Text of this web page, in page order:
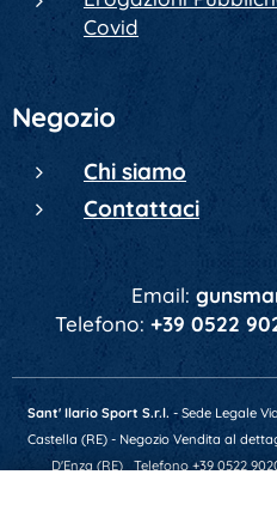
Covid
Negozio
Chi siamo
Contattaci
Email:
Telefono: +39 0522
Sant' Ilario Sport S.r.l. - Sede Legale
Castella (RE) - Negozio Vendita al
D'Enza (RE) Telefono +39 0522
gunsmarket.armeria@gmail.com - P.IVA